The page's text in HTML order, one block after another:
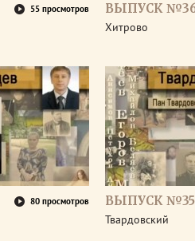
55 просмотров ВЫПУСК
Хитрово
80 просмотров ВЫПУСК
Твардовский